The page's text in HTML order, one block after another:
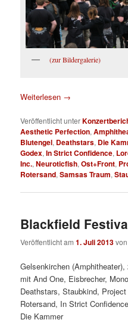
(zur Bildergalerie)
Weiterlesen →
Veröffentlicht unter
Aesthetic Perfection,
Blutengel, Deathstars, Die
Godex,In Strict Confidence,
Inc.,Neuroticfish,Ost+Front,
Rotersand,Samsas Traum,
Blackfield
Veröffentlicht am1. Juli 2013
Gelsenkirchen
mit And One, Eisbrecher,
Deathstars, Staubkind,
Rotersand, In Strict
Die Kammer